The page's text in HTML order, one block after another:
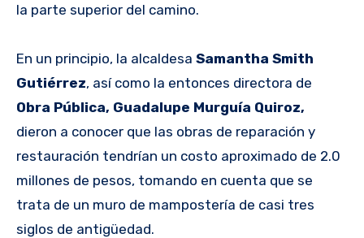
la parte superior del camino.
En un principio, la alcaldesa Samantha Smith
Gutiérrez, así como la entonces directora de
Obra Pública, Guadalupe Murguía Quiroz,
dieron a conocer que las obras de reparación y
restauración tendrían un costo aproximado de 2.0
millones de pesos, tomando en cuenta que se
trata de un muro de mampostería de casi tres
siglos de antigüedad.